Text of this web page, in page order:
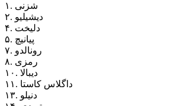
۱. شزنی
۲. دیشیلیو
۴. دلیخت
۵. پیانیچ
۷. رونالدو
۸. رمزی
۱۰. دیبالا
۱۱. داگلاس کاستا
۱۳. دنیلو